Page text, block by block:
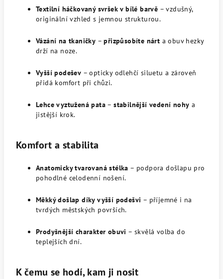
Textilní háčkovaný svršek v bílé barvě – vzdušný,
originální vzhled s jemnou strukturou.
Vázání na tkaničky –přizpůsobíte nárt a obuv hezky
drží na noze.
Vyšší podešev – opticky odlehčí siluetu a zároveň
přidá komfort při chůzi.
Lehce vyztužená pata –stabilnější vedení nohy a
jistější krok.
Komfort a stabilita
Anatomicky tvarovaná stélka – podpora došlapu pro
pohodlné celodenní nošení.
Měkký došlap díky vyšší podešvi – příjemné i na
tvrdých městských površích.
Prodyšnější charakter obuvi – skvělá volba do
teplejších dní.
K čemu se hodí, kam ji nosit